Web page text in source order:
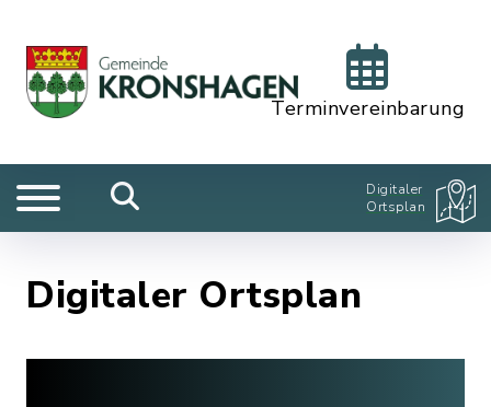
Terminvereinbarung
Digitaler
Ortsplan
Digitaler Ortsplan